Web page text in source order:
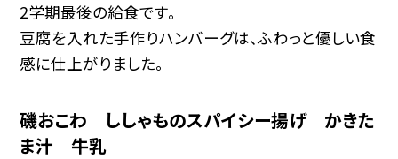
2学期最後の給食です。
豆腐を入れた手作りハンバーグは、ふわっと優しい食
感に仕上がりました。
磯おこわ ししゃものスパイシー揚げ かきた
ま汁 牛乳